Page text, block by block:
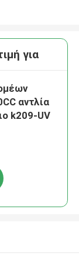
για
αντλία
k209-UV